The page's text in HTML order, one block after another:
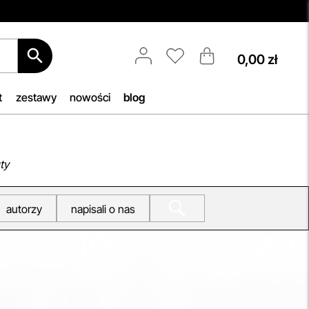
by
—
Porady Kosmetologów
Skorzystaj zindywidualnej
konsultacjikosmetologicznej, która
przeczytaj więcej
0,00 zł
zestawy nowości blog
autorzy napisali o nas